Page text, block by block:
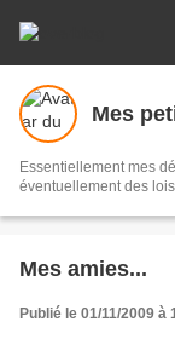
Mes
Essentiellement mes
éventuellement des
Mes amies...
Publié le 01/11/2009 à